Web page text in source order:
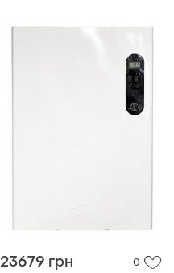
23679 грн 0